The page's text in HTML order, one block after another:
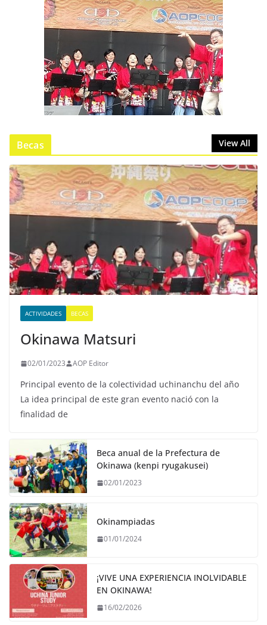
Becas View All
ACTIVIDADES BECAS
Okinawa Matsuri
02/01/2023 AOP Editor
Principal evento de la colectividad uchinanchu del año
La idea principal de este gran evento nació con la
finalidad de
Beca anual de la Prefectura de
Okinawa (kenpi ryugakusei)
02/01/2023
Okinampiadas
01/01/2024
¡VIVE UNA EXPERIENCIA INOLVIDABLE
EN OKINAWA!
16/02/2026